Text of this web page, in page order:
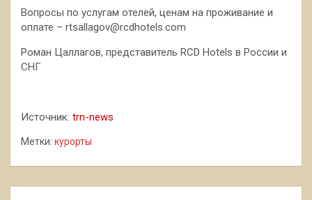
Вопросы по услугам отелей, ценам на проживание и
оплате – rtsallagov@rcdhotels.com
Роман Цаллагов, представитель RCD Hotels в России и
СНГ
Источник: trn-news
Метки: курорты